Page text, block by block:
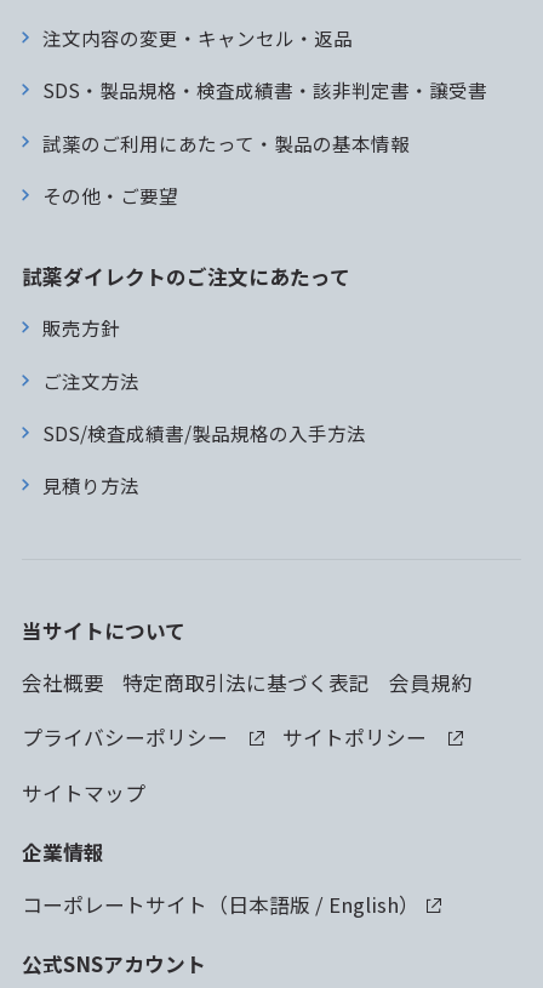
注文内容の変更・キャンセル・返品
SDS・製品規格・検査成績書・該非判定書・譲受書
試薬のご利用にあたって・製品の基本情報
その他・ご要望
試薬ダイレクトのご注文にあたって
販売方針
ご注文方法
SDS/検査成績書/製品規格の入手方法
見積り方法
当サイトについて
会社概要
特定商取引法に基づく表記
会員規約
プライバシーポリシー
サイトポリシー
サイトマップ
企業情報
コーポレートサイト（日本語版 / English）
公式SNSアカウント